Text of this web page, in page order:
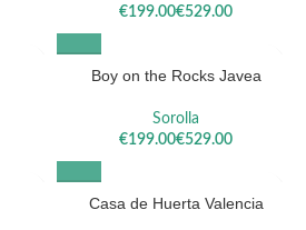
€
€
Boy on the Rocks Javea
Sorolla
€
€
Casa de Huerta Valencia